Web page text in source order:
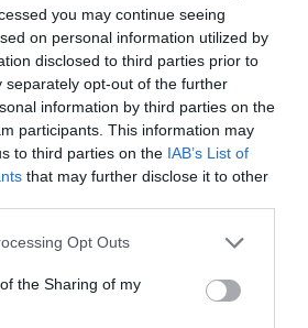
you may continue seeing
on personal information utilized by
disclosed to third parties prior to
separately opt-out of the further
information by third parties on the
participants. This information may
to third parties on the IAB’s List of
that may further disclose it to other
Opt Outs
the Sharing of my